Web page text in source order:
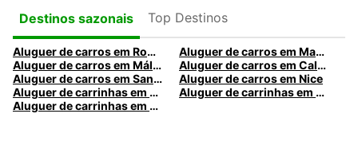
Destinos sazonais
Top Destinos
Aluguer de carros em Roma
Aluguer de carros em Madrid
Aluguer de carros em Málaga
Aluguer de carros em Caldas da Rainha
Aluguer de carros em Santa Maria da Feira
Aluguer de carros em Nice
Aluguer de carrinhas em Nice
Aluguer de carrinhas em Santa Maria da Feira
Aluguer de carrinhas em Caldas da Rainha